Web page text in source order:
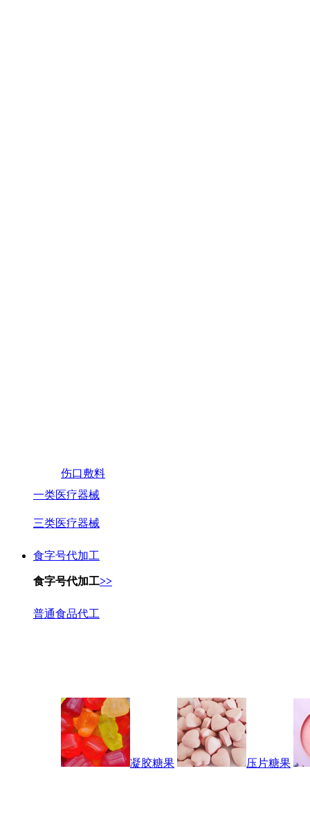
伤口敷料
一类医疗器械
三类医疗器械
食字号代加工
食字号代加工>>
普通食品代工
凝胶糖果 压片糖果